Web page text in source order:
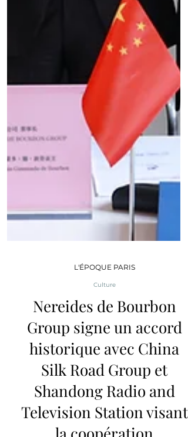
L'ÉPOQUE PARIS
Nereides de Bourbon
Group signe un accord
historique avec China
Silk Road Group et
Shandong Radio and